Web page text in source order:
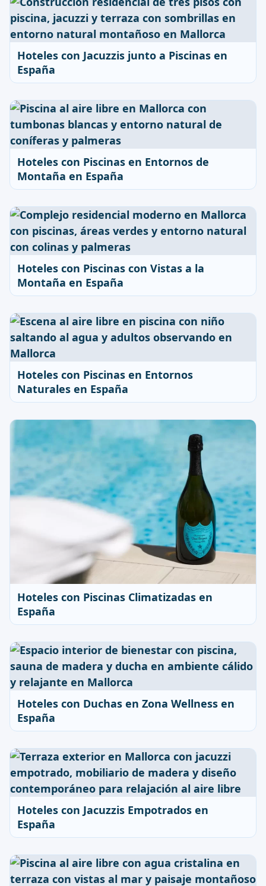
Hoteles con Jacuzzis junto a Piscinas en
España
Hoteles con Piscinas en Entornos de
Montaña en España
Hoteles con Piscinas con Vistas a la
Montaña en España
Hoteles con Piscinas en Entornos
Naturales en España
Hoteles con Piscinas Climatizadas en
España
Hoteles con Duchas en Zona Wellness en
España
Hoteles con Jacuzzis Empotrados en
España